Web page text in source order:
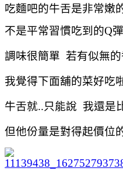
吃麵吧的牛舌是非常嫩
不是平常習慣吃到的Q
調味很簡單 若有似無
我覺得下面舖的菜好吃
牛舌就..只能說 我還是
但他份量是對得起價位